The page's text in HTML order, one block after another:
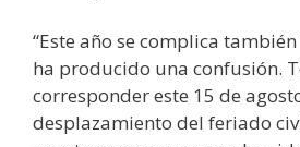
“Este año se complica
ha producido una confusión.
corresponder este 15 de
desplazamiento del feriado